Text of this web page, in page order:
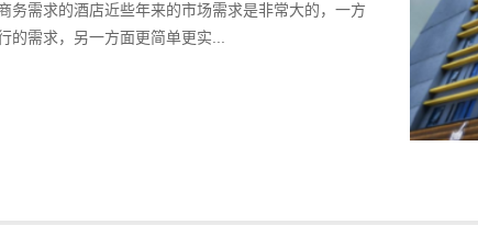
务需求的酒店近些年来的市场需求是非常大的，一方
需求，另一方面更简单更实...